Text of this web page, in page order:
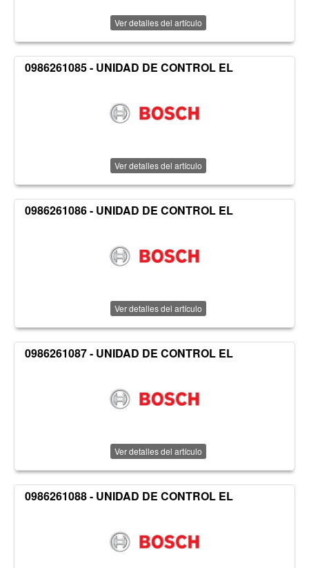
Ver detalles del artículo
0986261085 - UNIDAD DE CONTROL EL
Ver detalles del artículo
0986261086 - UNIDAD DE CONTROL EL
Ver detalles del artículo
0986261087 - UNIDAD DE CONTROL EL
Ver detalles del artículo
0986261088 - UNIDAD DE CONTROL EL